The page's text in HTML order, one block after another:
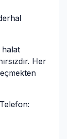
Her